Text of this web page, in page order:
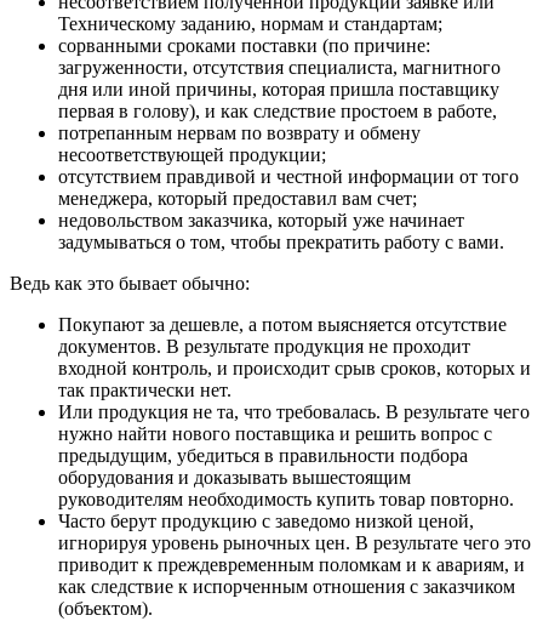
Техническому заданию, нормам и стандартам;
сорванными сроками поставки (по причине:
загруженности, отсутствия специалиста, магнитного
дня или иной причины, которая пришла поставщику
первая в голову), и как следствие простоем в работе,
потрепанным нервам по возврату и обмену
несоответствующей продукции;
отсутствием правдивой и честной информации от того
менеджера, который предоставил вам счет;
недовольством заказчика, который уже начинает
задумываться о том, чтобы прекратить работу с вами.
Ведь как это бывает обычно:
Покупают за дешевле, а потом выясняется отсутствие
документов. В результате продукция не проходит
входной контроль, и происходит срыв сроков, которых и
так практически нет.
Или продукция не та, что требовалась. В результате чего
нужно найти нового поставщика и решить вопрос с
предыдущим, убедиться в правильности подбора
оборудования и доказывать вышестоящим
руководителям необходимость купить товар повторно.
Часто берут продукцию с заведомо низкой ценой,
игнорируя уровень рыночных цен. В результате чего это
приводит к преждевременным поломкам и к авариям, и
как следствие к испорченным отношения с заказчиком
(объектом).